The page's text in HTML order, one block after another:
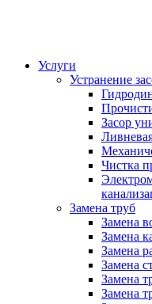
Услуги
Устранение
Засор
Чистка
Замена труб
Замена
Замена
Замена
Замена
Замена
Замена